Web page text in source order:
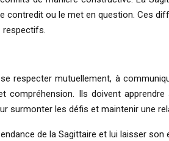
contredit ou le met en question. Ces
respectifs.
respecter mutuellement, à
Ils doivent
surmonter les défis et maintenir une
de la Sagittaire et lui laisser